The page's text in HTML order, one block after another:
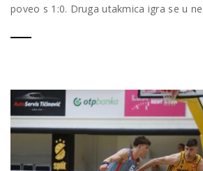
poveo s 1:0. Druga utakmica igra se u